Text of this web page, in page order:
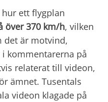
ett flygplan
över 370 km/h, vilken
det är motvind,
kommentarerna på
relaterat till videon,
ämnet. Tusentals
videon klagade på